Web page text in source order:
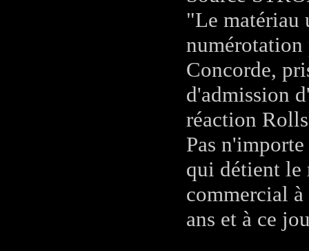
"Le matériau
Concorde,
d'admission
réaction
Pas
qui détient le
commercial
ans et à ce